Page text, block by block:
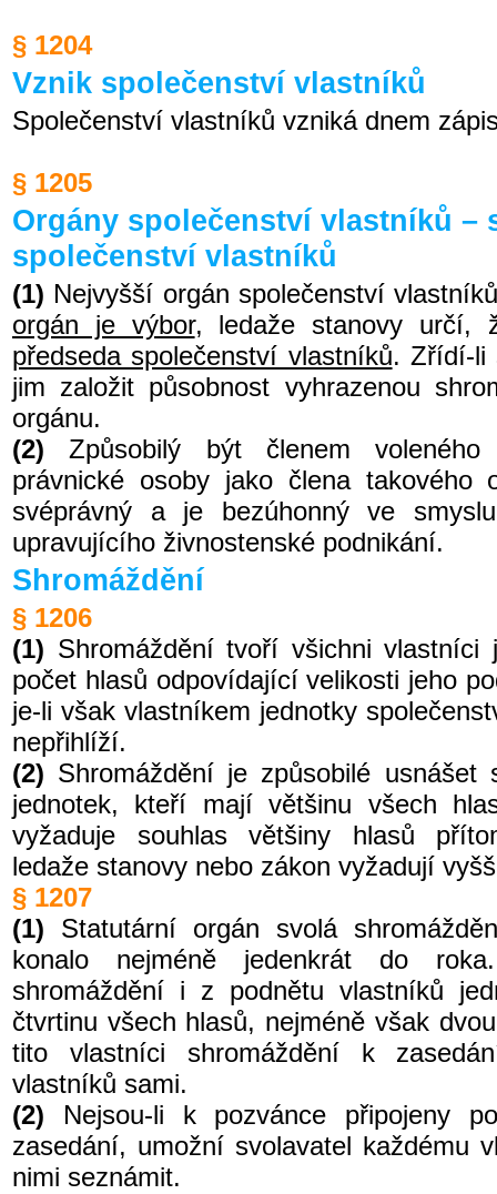
§ 1204
Vznik společenství vlastníků
Společenství vlastníků vzniká dnem
§ 1205
Orgány společenství vlastníků –
společenství vlastníků
(1) Nejvyšší orgán společenství
orgán je výbor, ledaže stanovy určí,
předseda společenství vlastníků. Zřídí-li
jim založit působnost vyhrazenou
orgánu.
(2)
Způsobilý být členem
právnické osoby jako člena
svéprávný a je bezúhonný ve
upravujícího živnostenské podnikání.
Shromáždění
§ 1206
(1) Shromáždění tvoří všichni
počet hlasů odpovídající velikosti jeho
je-li však vlastníkem jednotky
nepřihlíží.
(2) Shromáždění je způsobilé
jednotek, kteří mají většinu všech
vyžaduje souhlas většiny hlasů
ledaže stanovy nebo zákon vyžadují
§ 1207
(1)
Statutární orgán svolá
konalo nejméně jedenkrát do
shromáždění i z podnětu vlastníků
čtvrtinu všech hlasů, nejméně však
tito vlastníci shromáždění k
vlastníků sami.
(2)
Nejsou-li k pozvánce připojeny
zasedání, umožní svolavatel každému
nimi seznámit.